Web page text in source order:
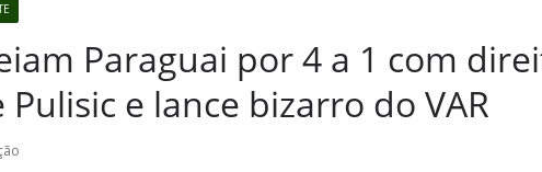
Paraguai por 4 a 1 com
e lance bizarro do VAR